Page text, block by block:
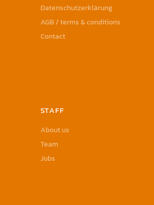
Datenschutzerklärung
AGB / terms & conditions
Contact
STAFF
About us
Team
Jobs